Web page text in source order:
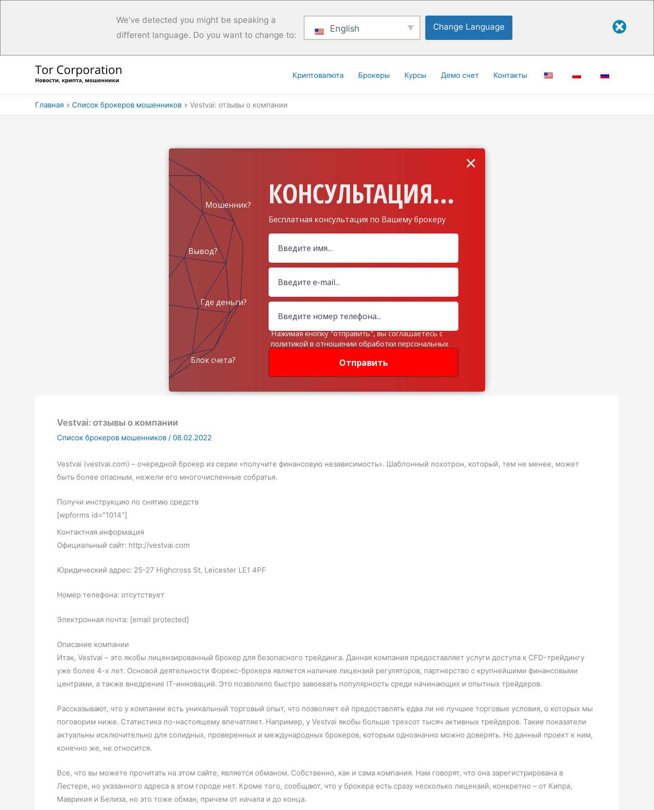
We've detected you might be speaking a
different language. Do you want to change to:
English Change Language
Криптовалюта Брокеры Курсы Демо счет Контакты
Главная Список брокеров мошенников Vestvai: отзывы о компании
КОНСУЛЬТАЦИЯ...
Бесплатная консультация по Вашему брокеру
Мошенник?
Вывод?
Где деньги?
Блок счета? Отправить
×
Нажимая кнопку "отправить", вы соглашаетесь с
политикой в отношении обработки персональных
Vestvai: отзывы о компании
Список брокеров мошенников / 08.02.2022
Vestvai (vestvai.com) – очередной брокер из серии «получите финансовую независимость». Шаблонный лохотрон, который, тем не менее, может
быть более опасным, нежели его многочисленные собратья.
Получи инструкцию по снятию средств
[wpforms id="1014"]
Контактная информация
Официальный сайт: http://vestvai.com
Юридический адрес: 25-27 Highcross St, Leicester LE1 4PF
Номер телефона: отсутствует
Электронная почта: [email protected]
Описание компании
Итак, Vestvai – это якобы лицензированный брокер для безопасного трейдинга. Данная компания предоставляет услуги доступа к CFD-трейдингу
уже более 4-х лет. Основой деятельности Форекс-брокера является наличие лицензий регуляторов, партнерство с крупнейшими финансовыми
центрами, а также внедрение IT-инноваций. Это позволило быстро завоевать популярность среди начинающих и опытных трейдеров.
Рассказывают, что у компании есть уникальный торговый опыт, что позволяет ей предоставлять едва ли не лучшие торговые условия, о которых мы
поговорим ниже. Статистика по-настоящему впечатляет. Например, у Vestvai якобы больше трехсот тысяч активных трейдеров. Такие показатели
актуальны исключительно для солидных, проверенных и международных брокеров, которым однозначно можно доверять. Но данный проект к ним,
конечно же, не относится.
Все, что вы можете прочитать на этом сайте, является обманом. Собственно, как и сама компания. Нам говорят, что она зарегистрирована в
Лестере, но указанного адреса в этом городе нет. Кроме того, сообщают, что у брокера есть сразу несколько лицензий, конкретно – от Кипра,
Маврикия и Белиза, но это тоже обман, причем от начала и до конца.